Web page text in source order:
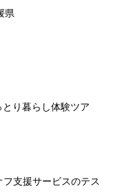
県
り暮らし体験ツア
支援サービスのテス